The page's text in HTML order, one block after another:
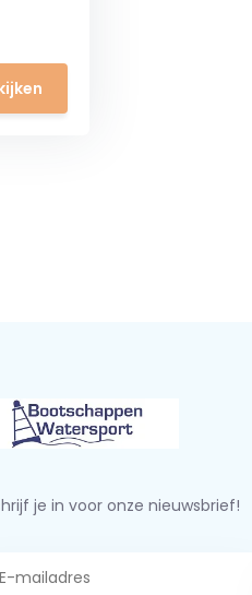
je in voor onze nieuwsbrief!